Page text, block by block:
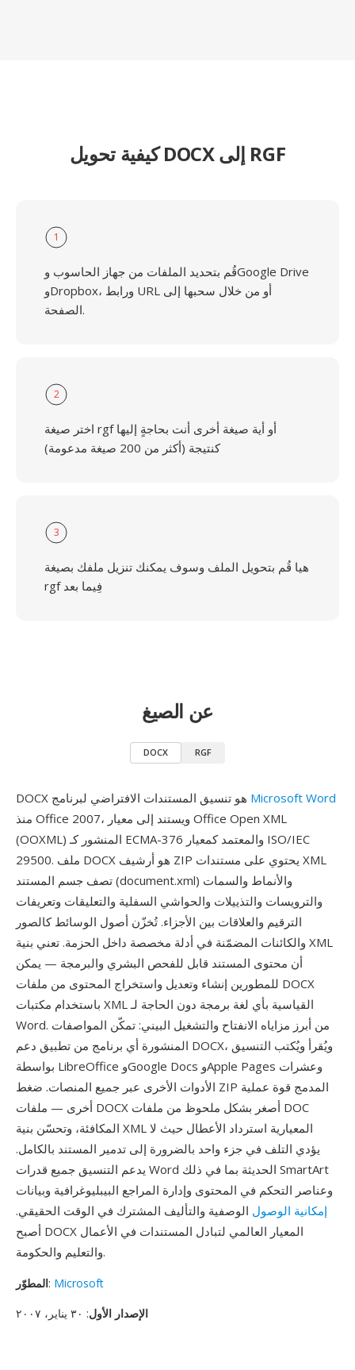
كيفية تحويل DOCX إلى RGF
1
قُم بتحديد الملفات من جهاز الحاسوب وGoogle Drive
وDropbox، ورابط URL أو من خلال سحبها إلى
الصفحة.
2
اختر صيغة rgf أو أية صيغة أخرى أنت بحاجةٍ إليها
كنتيجة (أكثر من 200 صيغة مدعومة)
3
هيا قُم بتحويل الملف وسوف يمكنك تنزيل ملفك بصيغة
rgf فِيما بعد
عن الصيغ
DOCX RGF
Microsoft Word
منذ Office 2007، ويستند إلى معيار Office Open XML
(OOXML) المنشور كـ ECMA-376 والمعتمد كمعيار ISO/IEC
29500. ملف DOCX هو أرشيف ZIP يحتوي على مستندات XML
تصف جسم المستند (document.xml) والأنماط والسمات
والترويسات والتذييلات والحواشي السفلية والتعليقات وتعريفات
الترقيم والعلاقات بين الأجزاء. تُخزّن أصول الوسائط كالصور
والكائنات المضمّنة في أدلة مخصصة داخل الحزمة. تعني بنية XML
أن محتوى المستند قابل للفحص البشري والبرمجة — يمكن
للمطورين إنشاء وتعديل واستخراج المحتوى من ملفات DOCX
باستخدام مكتبات XML القياسية بأي لغة برمجة دون الحاجة لـ
Word. من أبرز مزاياه الانفتاح والتشغيل البيني: تمكّن المواصفات
المنشورة أي برنامج من تطبيق دعم DOCX، ويُقرأ ويُكتب التنسيق
بواسطة LibreOffice وGoogle Docs وApple Pages وعشرات
الأدوات الأخرى عبر جميع المنصات. ضغط ZIP المدمج قوة عملية
أخرى — ملفات DOCX أصغر بشكل ملحوظ من ملفات DOC
المكافئة، وتحسّن بنية XML المعيارية استرداد الأعطال حيث لا
يؤدي التلف في جزء واحد بالضرورة إلى تدمير المستند بالكامل.
يدعم التنسيق جميع قدرات Word الحديثة بما في ذلك SmartArt
وعناصر التحكم في المحتوى وإدارة المراجع البيبليوغرافية وبيانات
إمكانية الوصول الوصفية والتأليف المشترك في الوقت الحقيقي.
أصبح DOCX المعيار العالمي لتبادل المستندات في الأعمال
والتعليم والحكومة.
المطوّر: Microsoft
الإصدار الأول: ٣٠ يناير، ٢٠٠٧